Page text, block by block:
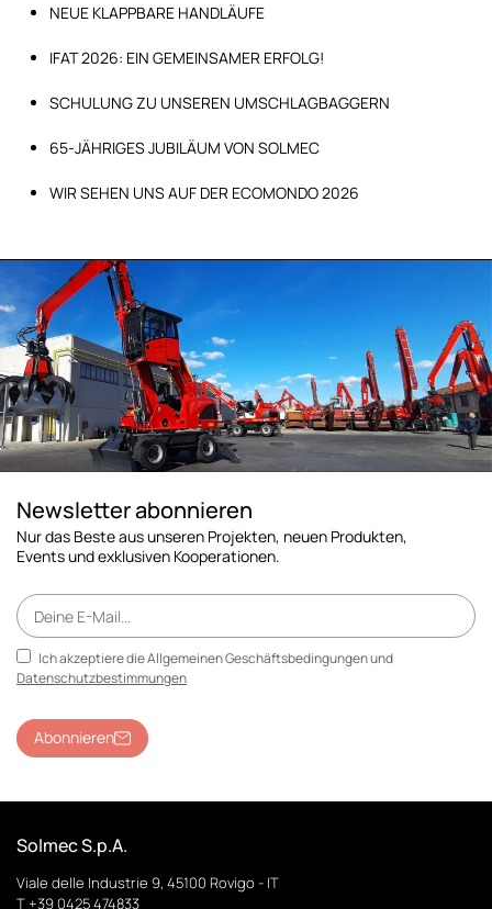
NEUE KLAPPBARE HANDLÄUFE
IFAT 2026: EIN GEMEINSAMER ERFOLG!
SCHULUNG ZU UNSEREN UMSCHLAGBAGGERN
65-JÄHRIGES JUBILÄUM VON SOLMEC
WIR SEHEN UNS AUF DER ECOMONDO 2026
Newsletter abonnieren
Nur das Beste aus unseren Projekten, neuen Produkten,
Events und exklusiven Kooperationen.
Ich akzeptiere die Allgemeinen Geschäftsbedingungen und
Datenschutzbestimmungen
Abonnieren
Solmec S.p.A.
Viale delle Industrie 9, 45100 Rovigo - IT
T +39 0425 474833